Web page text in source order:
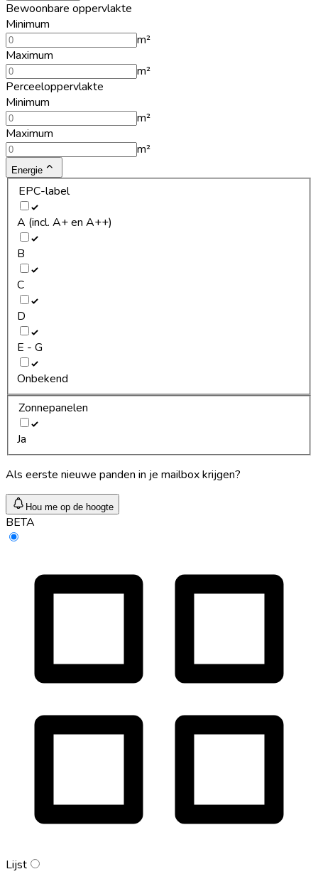
Bewoonbare oppervlakte
Minimum
m²
Maximum
m²
Perceeloppervlakte
Minimum
m²
Maximum
m²
Energie
EPC-label
A (incl. A+ en A++)
B
C
D
E - G
Onbekend
Zonnepanelen
Ja
Als eerste nieuwe panden in je mailbox krijgen?
Hou me op de hoogte
BETA
Lijst